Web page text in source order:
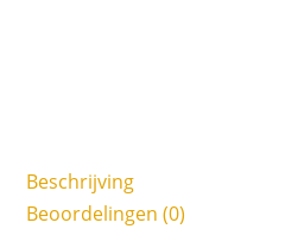
Beschrijving
Beoordelingen (0)